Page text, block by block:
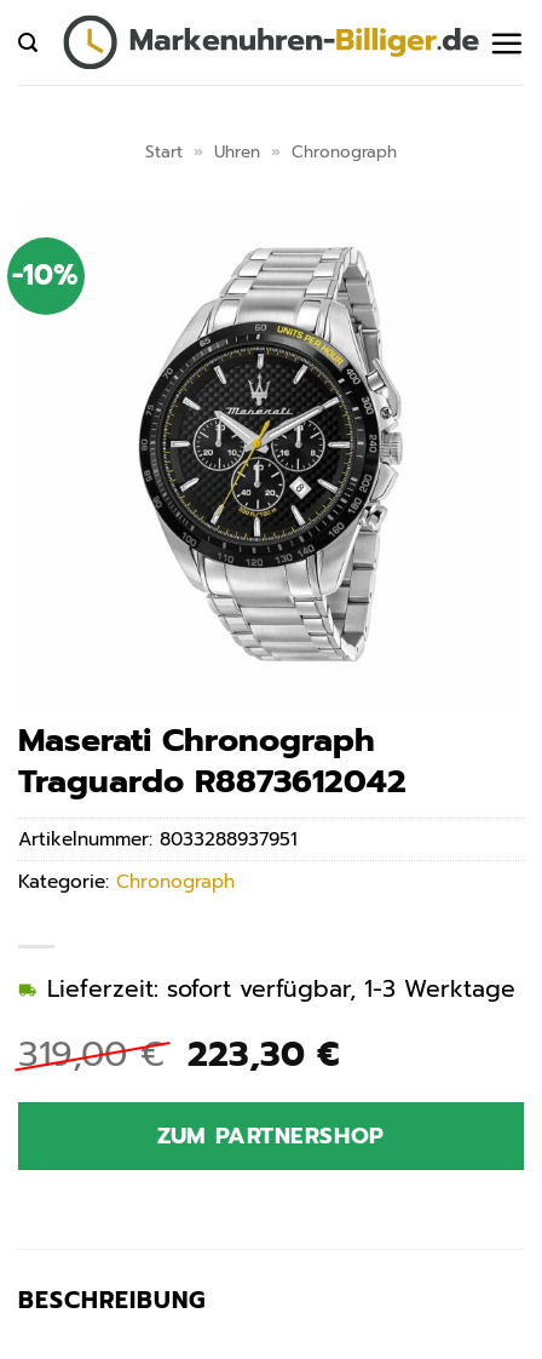
Inhalt
springen
Start » Uhren » Chronograph
-10%
Maserati Chronograph
Traguardo R8873612042
319,00€ Ursprünglicher
Preis
war:
319,00 €
223,30 €Aktueller
ist:
223,30 €.
Lieferzeit: sofort verfügbar, 1-3 Werktage
ZUM PARTNERSHOP
Artikelnummer: 8033288937951
Kategorie: Chronograph
BESCHREIBUNG